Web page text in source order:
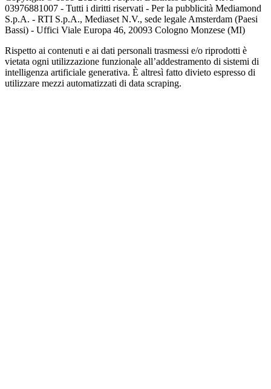
03976881007 - Tutti i diritti riservati - Per la pubblicità Mediamond
S.p.A. - RTI S.p.A., Mediaset N.V., sede legale Amsterdam (Paesi
Bassi) - Uffici Viale Europa 46, 20093 Cologno Monzese (MI)
Rispetto ai contenuti e ai dati personali trasmessi e/o riprodotti è
vietata ogni utilizzazione funzionale all’addestramento di sistemi di
intelligenza artificiale generativa. È altresì fatto divieto espresso di
utilizzare mezzi automatizzati di data scraping.